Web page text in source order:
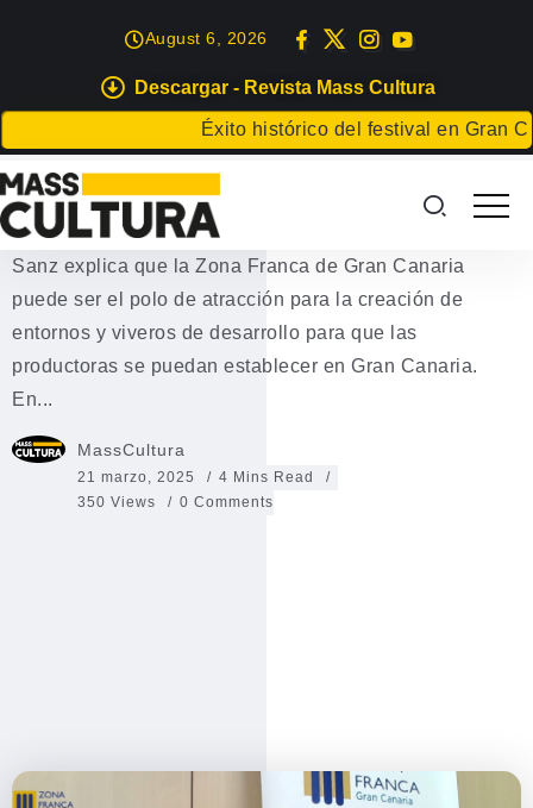
Descargar - Revista Mass Cultura
Éxito histórico del festival en Gran Canaria
August 6, 2026
EVENTOS
Los incentivos fiscales culturales:
Clave del éxito
Sanz explica que la Zona Franca de Gran Canaria
puede ser el polo de atracción para la creación de
entornos y viveros de desarrollo para que las
productoras se puedan establecer en Gran Canaria.
En...
MassCultura
21 marzo, 2025
4 Mins Read
350 Views
0 Comments